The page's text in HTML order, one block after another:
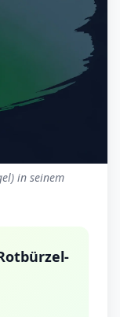
in seinem